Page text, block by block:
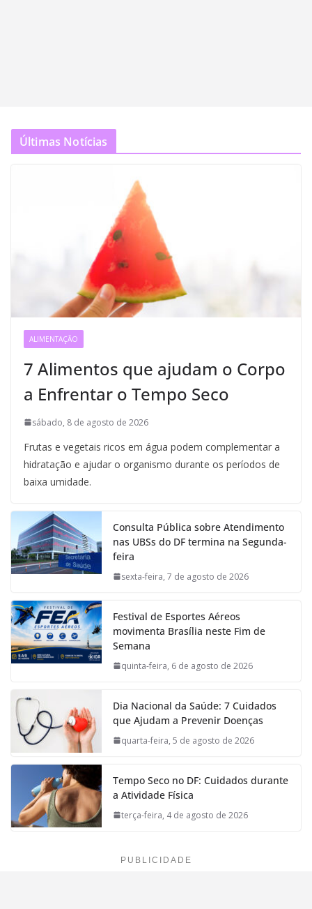
Últimas Notícias
ALIMENTAÇÃO
7 Alimentos que ajudam o Corpo
a Enfrentar o Tempo Seco
sábado, 8 de agosto de 2026
Frutas e vegetais ricos em água podem complementar a
hidratação e ajudar o organismo durante os períodos de
baixa umidade.
Consulta Pública sobre Atendimento
nas UBSs do DF termina na Segunda-
feira
sexta-feira, 7 de agosto de 2026
Festival de Esportes Aéreos
movimenta Brasília neste Fim de
Semana
quinta-feira, 6 de agosto de 2026
Dia Nacional da Saúde: 7 Cuidados
que Ajudam a Prevenir Doenças
quarta-feira, 5 de agosto de 2026
Tempo Seco no DF: Cuidados durante
a Atividade Física
terça-feira, 4 de agosto de 2026
PUBLICIDADE